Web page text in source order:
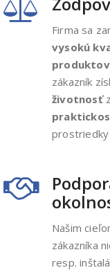
Firma sa
vysokú
zákazník
životnosť
prostriedky
Našim
zákazníka
resp.